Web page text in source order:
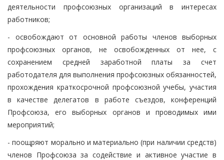
деятельности профсоюзных организаций в интересах
работников;
- освобождают от основной работы членов выборных
профсоюзных органов, не освобожденных от нее, с
сохранением средней заработной платы за счет
работодателя для выполнения профсоюзных обязанностей,
прохождения краткосрочной профсоюзной учебы, участия
в качестве делегатов в работе съездов, конференций
Профсоюза, его выборных органов и проводимых ими
мероприятий;
- поощряют морально и материально (при наличии средств)
членов Профсоюза за содействие и активное участие в